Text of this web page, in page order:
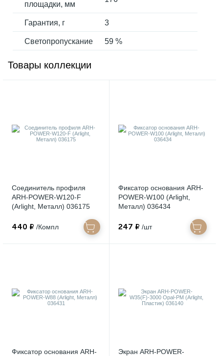
площадки, мм
Гарантия, г 3
Светопропускание 59 %
Товары коллекции
Соединитель профиля
ARH-POWER-W120-F
(Arlight, Металл) 036175
440 ₽ /Компл
Фиксатор основания ARH-
POWER-W100 (Arlight,
Металл) 036434
247 ₽ /шт
Фиксатор основания ARH-
Экран ARH-POWER-